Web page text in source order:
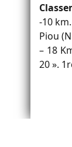
-10
Piou
– 18
20 ».